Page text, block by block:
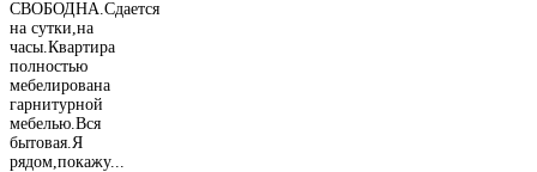
СВОБОДНА.Сдается
на сутки,на
часы.Квартира
полностью
мебелирована
гарнитурной
мебелью.Вся
бытовая.Я
рядом,покажу...